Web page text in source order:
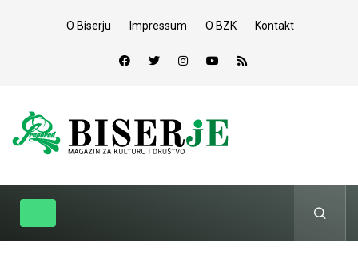
O Biserju Impressum O BZK Kontakt